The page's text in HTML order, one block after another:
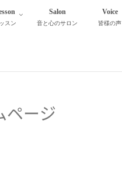
スン
Salon
音と心のサロン
Voice
皆様の声
ページ